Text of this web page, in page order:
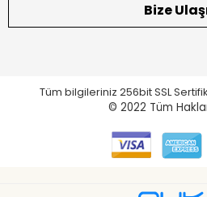
Bize
Tüm bilgileriniz 256bit SSL
© 2022 Tüm